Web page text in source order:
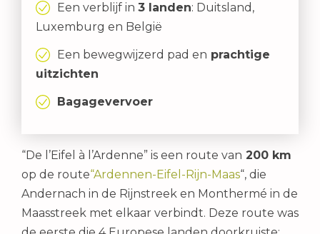
“De l’Eifel à l’Ardenne” is een route van 200 km
op de route“Ardennen-Eifel-Rijn-Maas“, die
Andernach in de Rijnstreek en Monthermé in de
Maasstreek met elkaar verbindt. Deze route was
Een verblijf in 3 landen: Duitsland,
Luxemburg en België
Een bewegwijzerd pad en prachtige
uitzichten
Bagagevervoer